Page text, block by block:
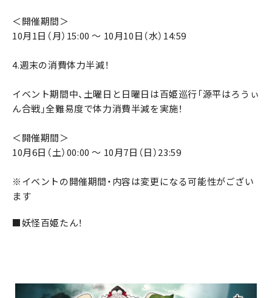
＜開催期間＞
10月1日（月）15:00 ～ 10月10日（水）14:59
4.週末の消費体力半減！
イベント期間中、土曜日と日曜日は百姫巡行「源平はろうぃ
ん合戦」全難易度で体力消費半減を実施！
＜開催期間＞
10月6日（土）00:00 ～ 10月7日（日）23:59
※イベントの開催期間・内容は変更になる可能性がござい
ます
■妖怪百姫たん！